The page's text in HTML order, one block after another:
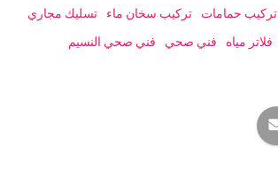
تركيب حمامات تركيب سخان ماء
تسليك مجاري
فلاتر مياه فني صحي
فني صحي النسيم